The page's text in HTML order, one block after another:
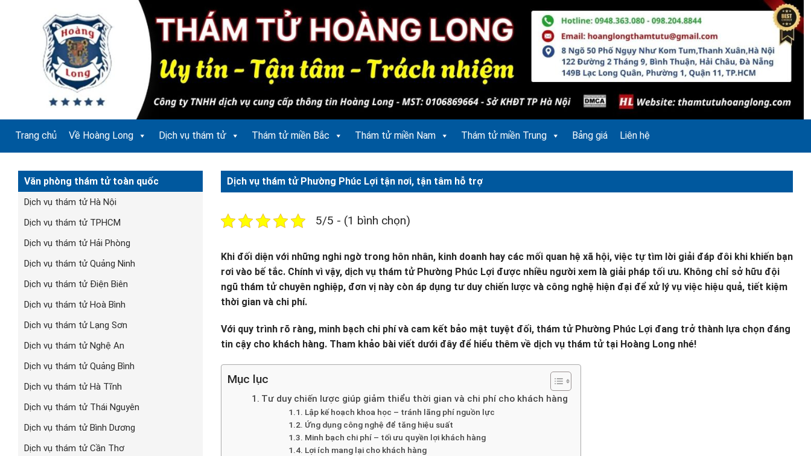
Trang chủ Về Hoàng Long Dịch vụ thám tử Thám tử miền Bắc Thám tử miền Nam Thám tử miền Trung Bảng giá Liên hệ
Văn phòng thám tử toàn quốc
Dịch vụ thám tử Hà Nội
Dịch vụ thám tử TPHCM
Dịch vụ thám tử Hải Phòng
Dịch vụ thám tử Quảng Ninh
Dịch vụ thám tử Điện Biên
Dịch vụ thám tử Hoà Bình
Dịch vụ thám tử Lạng Sơn
Dịch vụ thám tử Nghệ An
Dịch vụ thám tử Quảng Bình
Dịch vụ thám tử Hà Tĩnh
Dịch vụ thám tử Thái Nguyên
Dịch vụ thám tử Bình Dương
Dịch vụ thám tử Cần Thơ
Dịch vụ thám tử Phường Phúc Lợi tận nơi, tận tâm hỗ trợ
5/5 - (1 bình chọn)
Khi đối diện với những nghi ngờ trong hôn nhân, kinh doanh hay các mối quan hệ xã hội, việc tự tìm lời giải đáp đôi khi khiến bạn
rơi vào bế tắc. Chính vì vậy, dịch vụ thám tử Phường Phúc Lợi được nhiều người xem là giải pháp tối ưu. Không chỉ sở hữu đội
ngũ thám tử chuyên nghiệp, đơn vị này còn áp dụng tư duy chiến lược và công nghệ hiện đại để xử lý vụ việc hiệu quả, tiết kiệm
thời gian và chi phí.
Với quy trình rõ ràng, minh bạch chi phí và cam kết bảo mật tuyệt đối, thám tử Phường Phúc Lợi đang trở thành lựa chọn đáng
tin cậy cho khách hàng. Tham khảo bài viết dưới đây để hiểu thêm về dịch vụ thám tử tại Hoàng Long nhé!
Mục lục
Tư duy chiến lược giúp giảm thiểu thời gian và chi phí cho khách hàng
Lập kế hoạch khoa học – tránh lãng phí nguồn lực
Ứng dụng công nghệ để tăng hiệu suất
Minh bạch chi phí – tối ưu quyền lợi khách hàng
Lợi ích mang lại cho khách hàng